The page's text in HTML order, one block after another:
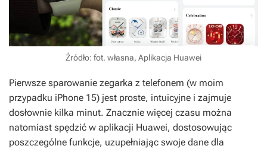
Źródło: fot. własna, Aplikacja Huawei
Pierwsze sparowanie zegarka z telefonem (w moim
przypadku iPhone 15) jest proste, intuicyjne i zajmuje
dosłownie kilka minut. Znacznie więcej czasu można
natomiast spędzić w aplikacji Huawei, dostosowując
poszczególne funkcje, uzupełniając swoje dane dla